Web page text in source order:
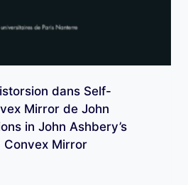
dans Self-
Mirror de John
in John Ashbery’s
Mirror